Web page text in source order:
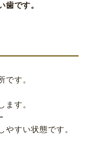
歯です。
です。
ます。
すい状態です。